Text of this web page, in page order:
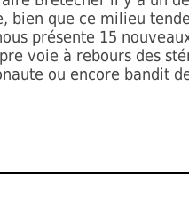
bien que ce milieu
présente 15
voie à rebours des
ou encore bandit